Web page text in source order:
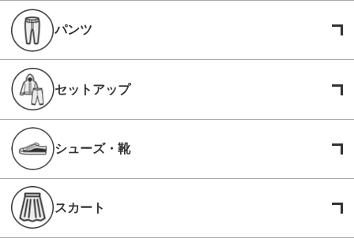
パンツ
セットアップ
シューズ・靴
スカート